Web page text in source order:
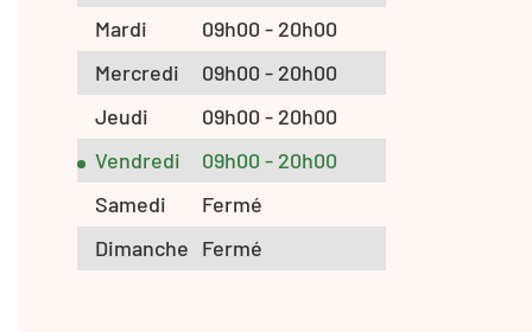
Mardi
09h00 - 20h00
Mercredi
09h00 - 20h00
Jeudi
09h00 - 20h00
Vendredi
09h00 - 20h00
Samedi
Fermé
Dimanche Fermé